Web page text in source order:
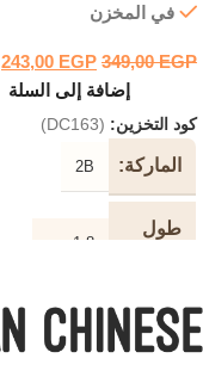
في المخزن
349,00EGP
243,00 EGP
إضافة إلى السلة
كود التخزين: (DC163)
الماركة 2B
طول
1.8 متر
لون
الكابل
أسود